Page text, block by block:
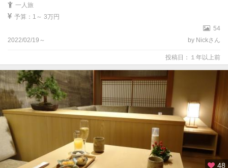
一人旅
予算：1～ 3万円
54
2022/02/19～
by Nickさん
投稿日：１年以上前
48